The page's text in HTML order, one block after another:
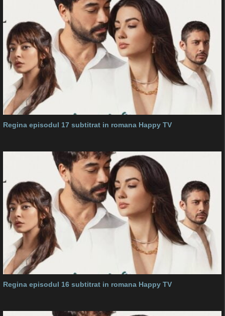
Regina episodul 17 subtitrat in romana Happy TV
Regina episodul 16 subtitrat in romana Happy TV